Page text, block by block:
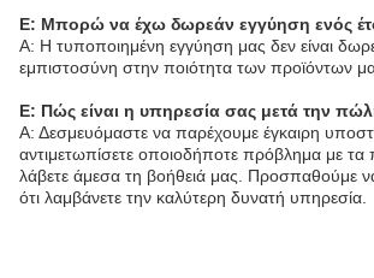
Ε: Μπορώ να έχω δωρεάν εγγύηση ενός
Α: Η τυποποιημένη εγγύηση μας δεν είναι
εμπιστοσύνη στην ποιότητα των προϊόντων
Ε: Πώς είναι η υπηρεσία σας μετά την
Α: Δεσμευόμαστε να παρέχουμε έγκαιρη
αντιμετωπίσετε οποιοδήποτε πρόβλημα με τα
λάβετε άμεσα τη βοήθειά μας. Προσπαθούμε
ότι λαμβάνετε την καλύτερη δυνατή υπηρεσία.